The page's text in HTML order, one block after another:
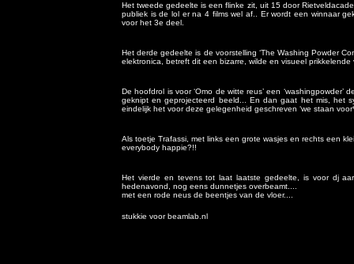
Het tweede gedeelte is een flinke zit, uit 15 door
publiek is de lol er na 4 films wel af.. Er wordt een winnaar
voor het 3e deel.
Het derde gedeelte is de voorstelling ‘The Washing Powder
elektronica, betreft dit een bizarre, wilde en visueel prikkelende
De hoofdrol is voor ‘Omo de witte reus’ een
geknipt en geprojecteerd beeld... En dan gaat het mis, het
eindelijk het voor deze gelegenheid geschreven ‘we staan
Als toetje Trafassi, met links een grote wasjes en rechts een
everybody happie?!!
Het vierde en tevens tot laat laatste gedeelte, is voor dj
hedenavond, nog eens dunnetjes overbeamt....
met een rode neus de beentjes van de vloer....
stukkie voor beamlab.nl